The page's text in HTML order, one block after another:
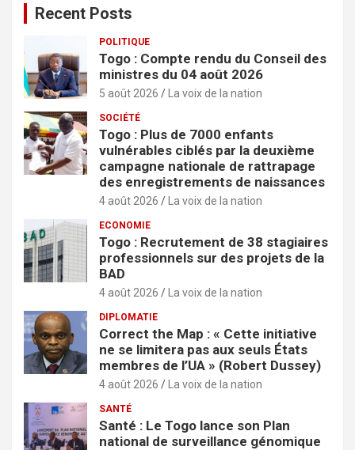
Recent Posts
POLITIQUE
Togo : Compte rendu du Conseil des
ministres du 04 août 2026
5 août 2026 La voix de la nation
SOCIÉTÉ
Togo : Plus de 7000 enfants
vulnérables ciblés par la deuxième
campagne nationale de rattrapage
des enregistrements de naissances
4 août 2026 La voix de la nation
ECONOMIE
Togo : Recrutement de 38 stagiaires
professionnels sur des projets de la
BAD
4 août 2026 La voix de la nation
DIPLOMATIE
Correct the Map : « Cette initiative
ne se limitera pas aux seuls États
membres de l’UA » (Robert Dussey)
4 août 2026 La voix de la nation
SANTÉ
Santé : Le Togo lance son Plan
national de surveillance génomique